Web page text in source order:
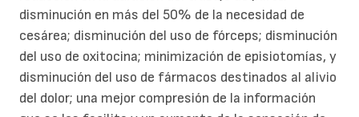
disminución en más del 50% de la necesidad de
cesárea; disminución del uso de fórceps; disminución
del uso de oxitocina; minimización de episiotomías, y
disminución del uso de fármacos destinados al alivio
del dolor; una mejor compresión de la información